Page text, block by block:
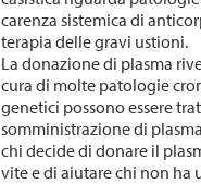
carenza sistemica di
terapia delle gravi ustioni.
La donazione di plasma
cura di molte patologie
genetici possono essere
somministrazione di
chi decide di donare il
vite e di aiutare chi non ha